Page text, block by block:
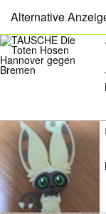
Alternative